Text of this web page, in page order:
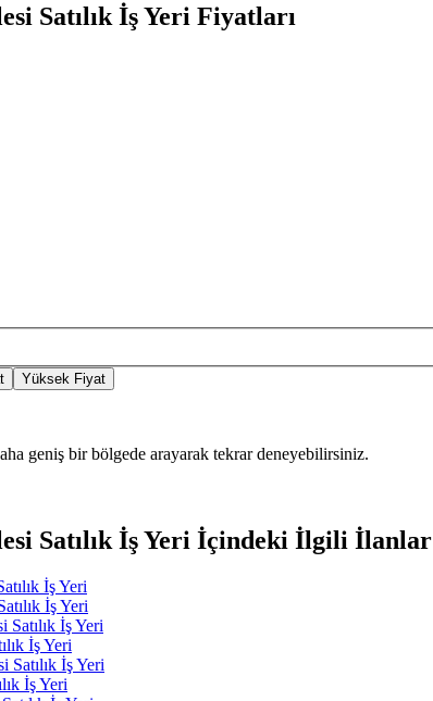
Satılık İş Yeri Fiyatları
Yüksek Fiyat
geniş bir bölgede arayarak tekrar deneyebilirsiniz.
Satılık İş Yeri İçindeki İlgili İlanlar
İş Yeri
İş Yeri
İş Yeri
İş Yeri
Satılık İş Yeri
İş Yeri